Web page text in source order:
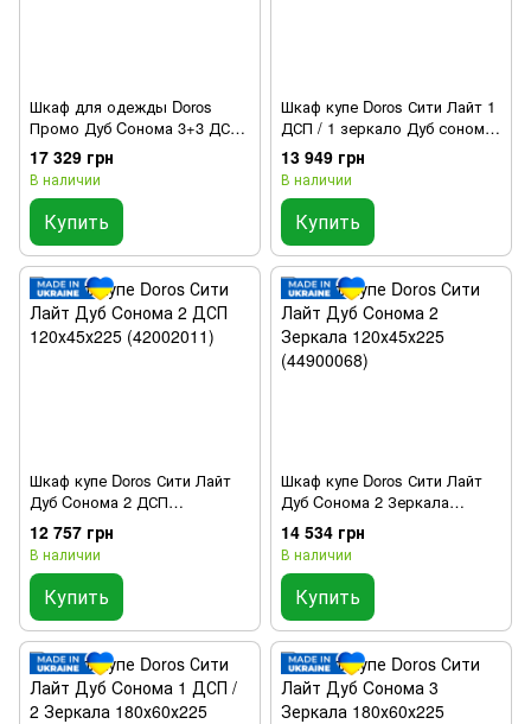
Шкаф для одежды Doros
Промо Дуб Cонома 3+3 ДСП
270х48х204 (42005005)
17 329 грн
В наличии
Купить
Шкаф купе Doros Сити Лайт 1
ДСП / 1 зеркало Дуб сонома
120x45x225
13 949 грн
В наличии
Купить
Шкаф купе Doros Сити Лайт
Дуб Cонома 2 ДСП
120х45х225 (42002011)
12 757 грн
В наличии
Купить
Шкаф купе Doros Сити Лайт
Дуб Cонома 2 Зеркала
120х45х225 (44900068)
14 534 грн
В наличии
Купить